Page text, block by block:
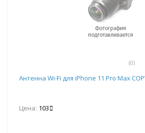
(0)
Антенна Wi-Fi для iPhone 11 Pro Max
Цена: 103